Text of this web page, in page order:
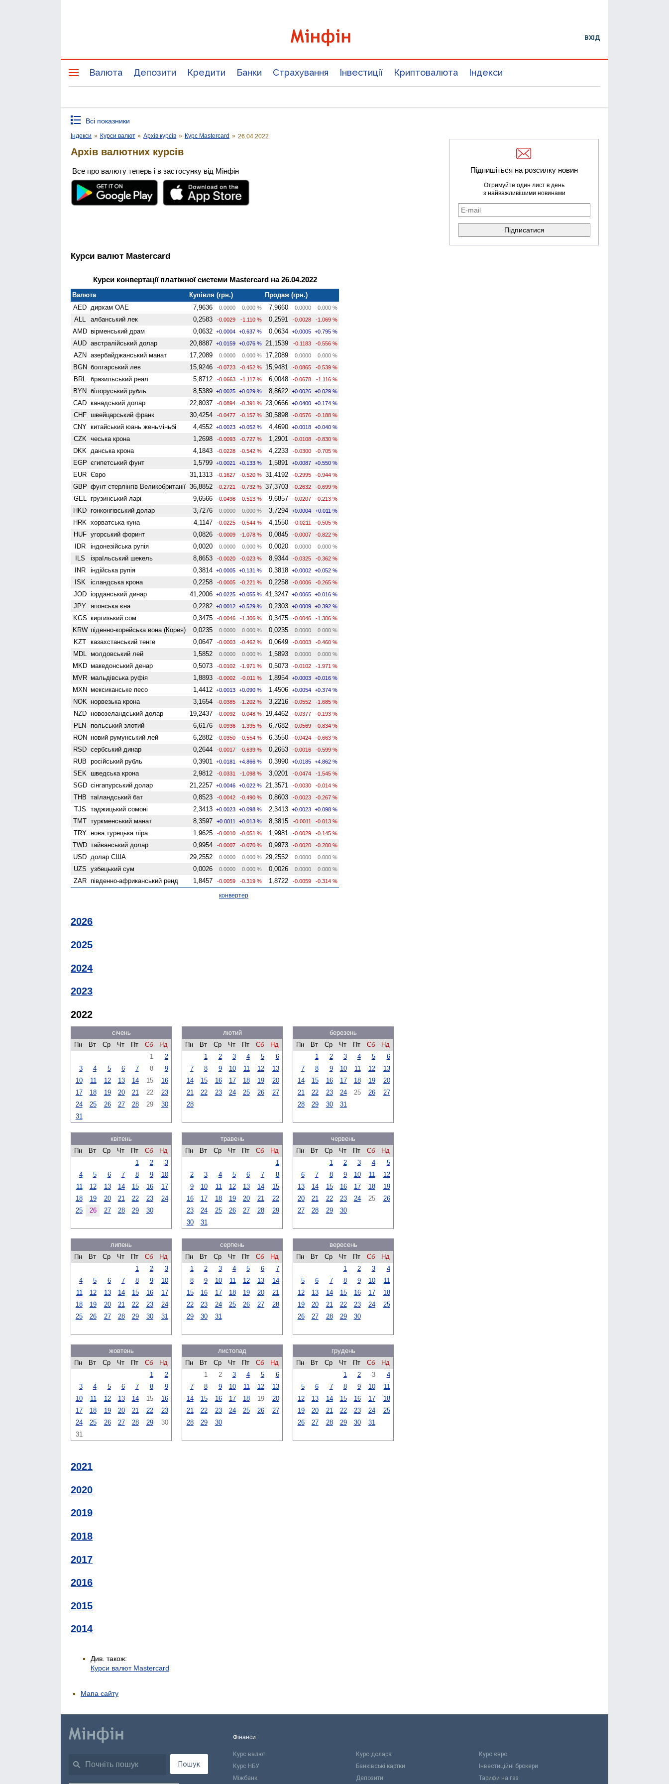
ВХІД
Валюта Депозити Кредити Банки Страхування Інвестиції Криптовалюта Індекси
Всі показники
Індекси » Курси валют » Архів курсів » Курс Mastercard » 26.04.2022
Архів валютних курсів
Все про валюту теперь і в застосунку від Мінфін
Курси валют Mastercard
Курси конвертації платіжної системи Mastercard на 26.04.2022
Валюта Купівля (грн.)
Продаж (грн.)
AED дирхам ОАЕ 7,9636 0.0000 0.000 % 7,9660 0.0000 0.000 %
ALL албанський лек 0,2583 -0.0029 -1.110 % 0,2591 -0.0028 -1.069 %
AMD вiрменський драм 0,0632 +0.0004 +0.637 % 0,0634 +0.0005 +0.795 %
AUD австралійський долар 20,8887 +0.0159 +0.076 % 21,1539 -0.1183 -0.556 %
AZN азербайджанський манат 17,2089 0.0000 0.000 % 17,2089 0.0000 0.000 %
BGN болгарський лев 15,9246 -0.0723 -0.452 % 15,9481 -0.0865 -0.539 %
BRL бразильський реал 5,8712 -0.0663 -1.117 % 6,0048 -0.0678 -1.116 %
BYN білоруський рубль 8,5389 +0.0025 +0.029 % 8,8622 +0.0026 +0.029 %
CAD канадський долар 22,8037 -0.0894 -0.391 % 23,0666 +0.0400 +0.174 %
CHF швейцарський франк 30,4254 -0.0477 -0.157 % 30,5898 -0.0576 -0.188 %
CNY китайський юань женьмiньбi 4,4552 +0.0023 +0.052 % 4,4690 +0.0018 +0.040 %
CZK чеська крона 1,2698 -0.0093 -0.727 % 1,2901 -0.0108 -0.830 %
DKK данська крона 4,1843 -0.0228 -0.542 % 4,2233 -0.0300 -0.705 %
EGP єгипетський фунт 1,5799 +0.0021 +0.133 % 1,5891 +0.0087 +0.550 %
EUR Євро 31,1313 -0.1627 -0.520 % 31,4192 -0.2995 -0.944 %
GBP фунт стерлінгів Велико­британії 36,8852 -0.2721 -0.732 % 37,3703 -0.2632 -0.699 %
GEL грузинський ларі 9,6566 -0.0498 -0.513 % 9,6857 -0.0207 -0.213 %
HKD гонконгівський долар 3,7276 0.0000 0.000 % 3,7294 +0.0004 +0.011 %
HRK хорватська куна 4,1147 -0.0225 -0.544 % 4,1550 -0.0211 -0.505 %
HUF угорський форинт 0,0826 -0.0009 -1.078 % 0,0845 -0.0007 -0.822 %
IDR індонезійська рупія 0,0020 0.0000 0.000 % 0,0020 0.0000 0.000 %
ILS ізраїльський шекель 8,8653 -0.0020 -0.023 % 8,9344 -0.0325 -0.362 %
INR індійська рупія 0,3814 +0.0005 +0.131 % 0,3818 +0.0002 +0.052 %
ISK ісландська крона 0,2258 -0.0005 -0.221 % 0,2258 -0.0006 -0.265 %
JOD іорданський динар 41,2006 +0.0225 +0.055 % 41,3247 +0.0065 +0.016 %
JPY японська єна 0,2282 +0.0012 +0.529 % 0,2303 +0.0009 +0.392 %
KGS киргизький сом 0,3475 -0.0046 -1.306 % 0,3475 -0.0046 -1.306 %
KRW піденно-корейська вона (Корея) 0,0235 0.0000 0.000 % 0,0235 0.0000 0.000 %
KZT казахстанський тенге 0,0647 -0.0003 -0.462 % 0,0649 -0.0003 -0.460 %
MDL молдовський лей 1,5852 0.0000 0.000 % 1,5893 0.0000 0.000 %
MKD македонський денар 0,5073 -0.0102 -1.971 % 0,5073 -0.0102 -1.971 %
MVR мальдівська руфія 1,8893 -0.0002 -0.011 % 1,8954 +0.0003 +0.016 %
MXN мексиканське песо 1,4412 +0.0013 +0.090 % 1,4506 +0.0054 +0.374 %
NOK норвезька крона 3,1654 -0.0385 -1.202 % 3,2216 -0.0552 -1.685 %
NZD ново­зеландський долар 19,2437 -0.0092 -0.048 % 19,4462 -0.0377 -0.193 %
PLN польський злотий 6,6176 -0.0936 -1.395 % 6,7682 -0.0569 -0.834 %
RON новий румунський лей 6,2882 -0.0350 -0.554 % 6,3550 -0.0424 -0.663 %
RSD сербський динар 0,2644 -0.0017 -0.639 % 0,2653 -0.0016 -0.599 %
RUB російський рубль 0,3901 +0.0181 +4.866 % 0,3990 +0.0185 +4.862 %
SEK шведська крона 2,9812 -0.0331 -1.098 % 3,0201 -0.0474 -1.545 %
SGD сінгапурський долар 21,2257 +0.0046 +0.022 % 21,3571 -0.0030 -0.014 %
THB таїландський бат 0,8523 -0.0042 -0.490 % 0,8603 -0.0023 -0.267 %
TJS таджицький сомоні 2,3413 +0.0023 +0.098 % 2,3413 +0.0023 +0.098 %
TMT туркменський манат 8,3597 +0.0011 +0.013 % 8,3815 -0.0011 -0.013 %
TRY нова турецька ліра 1,9625 -0.0010 -0.051 % 1,9981 -0.0029 -0.145 %
TWD тайванський долар 0,9954 -0.0007 -0.070 % 0,9973 -0.0020 -0.200 %
USD долар США 29,2552 0.0000 0.000 % 29,2552 0.0000 0.000 %
UZS узбецький сум 0,0026 0.0000 0.000 % 0,0026 0.0000 0.000 %
ZAR південно-африканський ренд 1,8457 -0.0059 -0.319 % 1,8722 -0.0059 -0.314 %
конвертер
2026
2025
2024
2023
2022
січень
Пн
Вт Ср Чт Пт Сб
Нд
1
2
3
4 5 6 7 8
9
10
11 12 13 14 15
16
17
18 19 20 21 22
23
24
25 26 27 28 29
30
31
лютий
Пн
Вт Ср Чт Пт Сб
Нд
1
2 3 4 5
6
7
8 9 10 11 12
13
14
15 16 17 18 19
20
21
22 23 24 25 26
27
28
березень
Пн
Вт Ср Чт Пт Сб
Нд
1
2 3 4 5
6
7
8 9 10 11 12
13
14
15 16 17 18 19
20
21
22 23 24 25 26
27
28
29 30 31
квітень
Пн
Вт Ср Чт Пт Сб
Нд
1
2
3
4
5 6 7 8 9
10
11
12 13 14 15 16
17
18
19 20 21 22 23
24
25
26 27 28 29 30
травень
Пн
Вт Ср Чт Пт Сб
Нд
1
2
3 4 5 6 7
8
9
10 11 12 13 14
15
16
17 18 19 20 21
22
23
24 25 26 27 28
29
30
31
червень
Пн
Вт Ср Чт Пт Сб
Нд
1
2 3 4
5
6
7 8 9 10 11
12
13
14 15 16 17 18
19
20
21 22 23 24 25
26
27
28 29 30
липень
Пн
Вт Ср Чт Пт Сб
Нд
1
2
3
4
5 6 7 8 9
10
11
12 13 14 15 16
17
18
19 20 21 22 23
24
25
26 27 28 29 30 31
серпень
Пн
Вт Ср Чт Пт Сб
Нд
1
2 3 4 5 6
7
8
9 10 11 12 13
14
15
16 17 18 19 20
21
22
23 24 25 26 27
28
29
30 31
вересень
Пн
Вт Ср Чт Пт Сб
Нд
1
2 3
4
5
6 7 8 9 10
11
12
13 14 15 16 17
18
19
20 21 22 23 24
25
26
27 28 29 30
жовтень
Пн
Вт Ср Чт Пт Сб
Нд
1
2
3
4 5 6 7 8
9
10
11 12 13 14 15
16
17
18 19 20 21 22
23
24
25 26 27 28 29
30
31
листопад
Пн
Вт Ср Чт Пт Сб
Нд
1
2 3 4 5
6
7
8 9 10 11 12
13
14
15 16 17 18 19
20
21
22 23 24 25 26
27
28
29 30
грудень
Пн
Вт Ср Чт Пт Сб
Нд
1
2 3
4
5
6 7 8 9 10
11
12
13 14 15 16 17
18
19
20 21 22 23 24
25
26
27 28 29 30 31
2021
2020
2019
2018
2017
2016
2015
2014
Див. також:
Курси валют Mastercard
Підпишіться на розсилку новин
Отримуйте один лист в день
з найважливішими новинами
Мапа сайту
Пошук
Фінанси
Курс валют Курс долара
Курс євро
Курс НБУ
Банківські картки
Інвестиційні брокери
Міжбанк
Депозити Тарифи на газ